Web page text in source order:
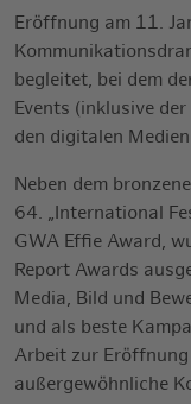
Eröffnung am 11.
begleitet, bei dem
Events (inklusive
den digitalen
Neben dem
64. „International
GWA Effie Award,
Report Awards
Media, Bild und
und als beste
Arbeit zur
außergewöhnliche